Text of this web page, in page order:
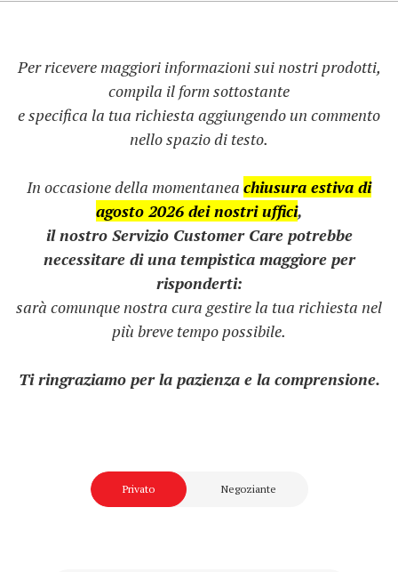
Per ricevere maggiori informazioni sui nostri prodotti,
compila il form sottostante
e specifica la tua richiesta aggiungendo un commento
nello spazio di testo.
In occasione della momentanea chiusura estiva di
agosto 2026 dei nostri uffici,
il nostro Servizio Customer Care potrebbe
necessitare di una tempistica maggiore per
risponderti:
sarà comunque nostra cura gestire la tua richiesta nel
più breve tempo possibile.
Ti ringraziamo per la pazienza e la comprensione.
Privato Negoziante